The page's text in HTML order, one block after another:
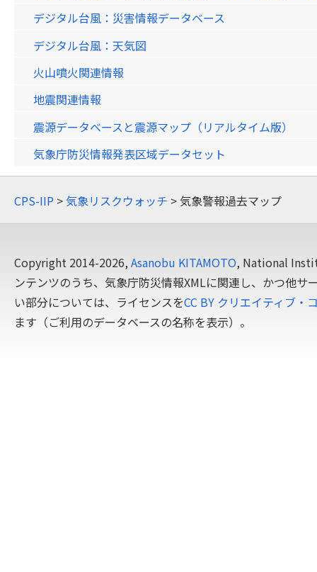
デジタル台風：災害情報データベース
デジタル台風：天気図
火山噴火関連情報
地震関連情報
震源データベースと震源マップ（リアルタイム版）
気象庁防災情報発表区域データセット
CPS-IIP >気象リスクウォッチ > 気象警報過去マップ
Copyright 2014-2026, Asanobu KITAMOTO, National
ンテンツのうち、気象庁防災情報XMLに関連し、かつ他サ
い部分については、ライセンスをCC BY クリエイティブ・
ます（ご利用のデータベースの名称を表示）。